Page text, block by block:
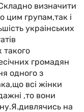
визначити
цим групам,так i
украiнських
громадян
одного з
всi жiнки
,то вони
на